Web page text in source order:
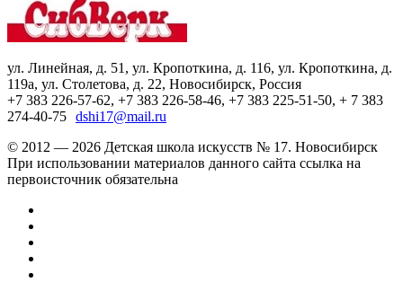
ул. Линейная, д. 51, ул. Кропоткина, д. 116, ул. Кропоткина, д.
119а, ул. Столетова, д. 22, Новосибирск, Россия
+7 383 226-57-62, +7 383 226-58-46, +7 383 225-51-50, + 7 383
274-40-75 dshi17@mail.ru
© 2012 — 2026 Детская школа искусств № 17. Новосибирск
При использовании материалов данного сайта ссылка на
первоисточник обязательна